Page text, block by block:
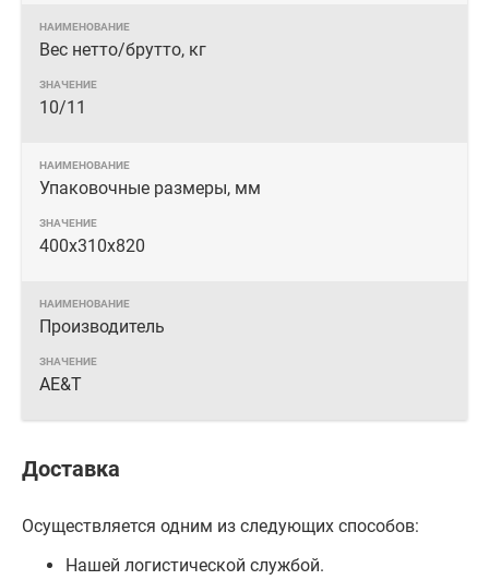
Вес нетто/брутто, кг
10/11
Упаковочные размеры, мм
400х310х820
Производитель
AE&T
Доставка
Осуществляется одним из следующих способов:
Нашей логистической службой.